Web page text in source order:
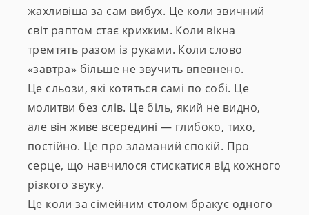
жахливіша за сам вибух. Це коли звичний
світ раптом стає крихким. Коли вікна
тремтять разом із руками. Коли слово
«завтра» більше не звучить впевнено.
Це сльози, які котяться самі по собі. Це
молитви без слів. Це біль, який не видно,
але він живе всередині — глибоко, тихо,
постійно. Це про зламаний спокій. Про
серце, що навчилося стискатися від кожного
різкого звуку.
Це коли за сімейним столом бракує одного